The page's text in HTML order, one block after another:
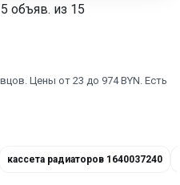
объяв. из 15
Цены от 23 до 974 BYN. Есть
кассета радиаторов 1640037240